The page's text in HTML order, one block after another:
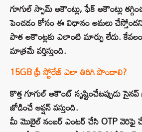
గూగుల్ స్పామ్ అకౌంట్లు, ఫేక్ అకౌంట్లు
పెంచడం కోసం ఈ విధానం అమలు చేస్తోందని
పాత అకౌంట్లకు ఎలాంటి మార్పు లేదు. కేవలం
మాత్రమే వర్తిస్తుంది.
15GB ఫ్రీ స్టోరేజ్ ఎలా తిరిగి పొందాలి?
కొత్త గూగుల్ అకౌంట్ సృష్టించేటప్పుడు
జోడించే ఆప్షన్ వస్తుంది.
మీ మొబైల్ నంబర్ ఎంటర్ చేసి OTP వెరిఫై